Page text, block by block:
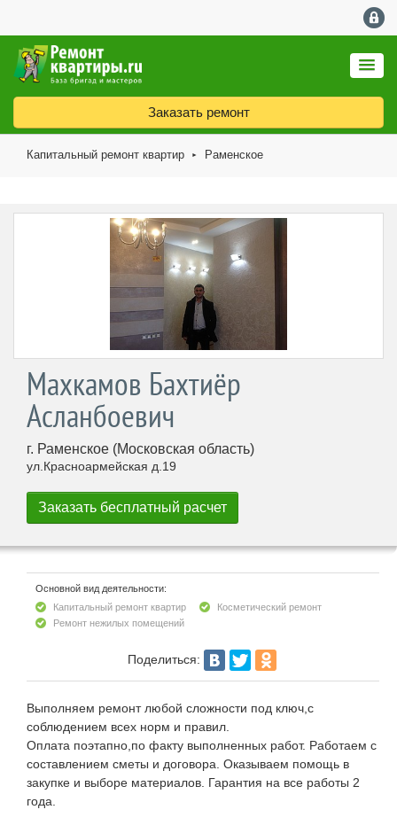
Заказать ремонт
Капитальный ремонт квартир ► Раменское
Махкамов Бахтиёр
Асланбоевич
г. Раменское (Московская область)
ул.Красноармейская д.19
Основной вид деятельности:
Капитальный ремонт квартир
Косметический ремонт
Ремонт нежилых помещений
Поделиться:
Выполняем ремонт любой сложности под ключ,с
соблюдением всех норм и правил.
Оплата поэтапно,по факту выполненных работ. Работаем с
составлением сметы и договора. Оказываем помощь в
закупке и выборе материалов. Гарантия на все работы 2
года.